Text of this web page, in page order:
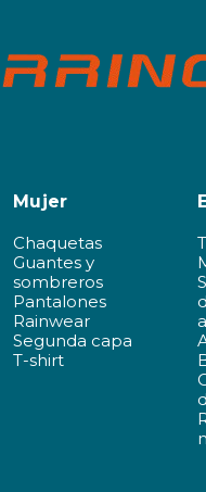
Mujer
Chaquetas
Guantes y
sombreros
Pantalones
Rainwear
Segunda capa
T-shirt